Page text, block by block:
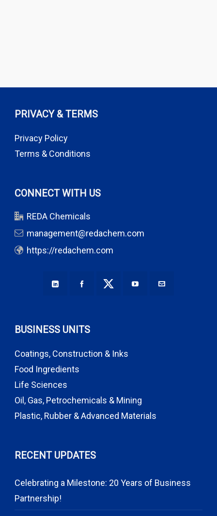
PRIVACY & TERMS
Privacy Policy
Terms & Conditions
CONNECT WITH US
REDA Chemicals
management@redachem.com
https://redachem.com
BUSINESS UNITS
Coatings, Construction & Inks
Food Ingredients
Life Sciences
Oil, Gas, Petrochemicals & Mining
Plastic, Rubber & Advanced Materials
RECENT UPDATES
Celebrating a Milestone: 20 Years of Business
Partnership!